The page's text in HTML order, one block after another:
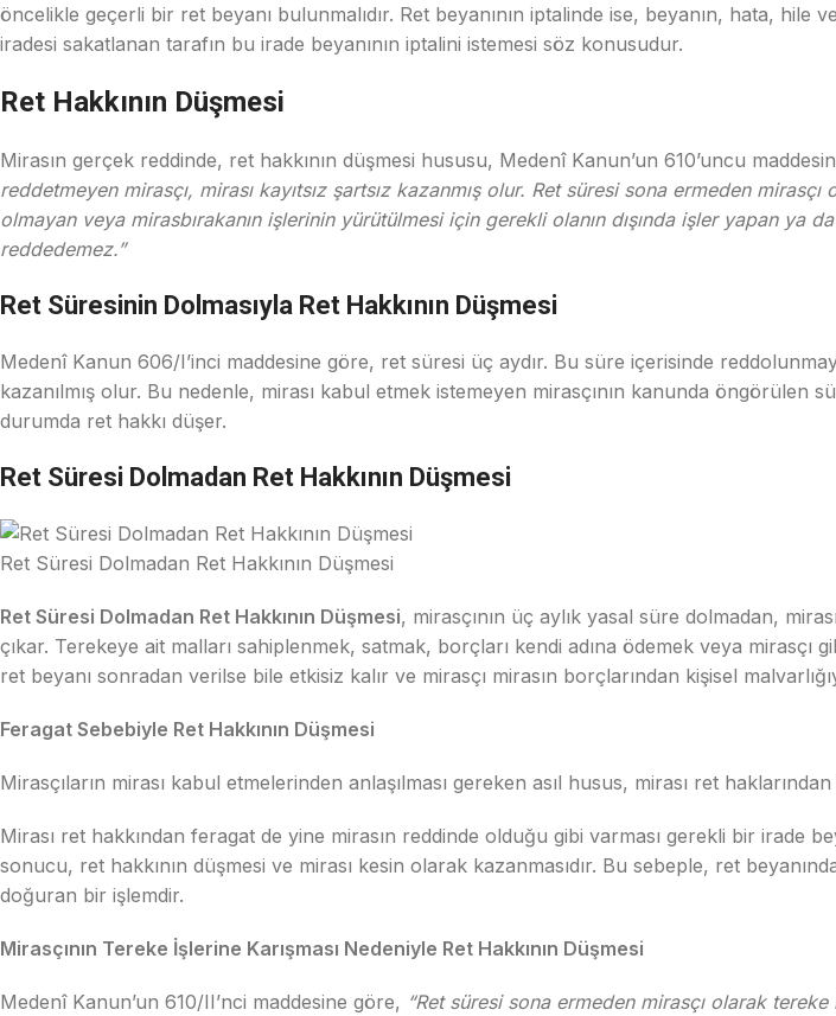
öncelikle geçerli bir ret beyanı bulunmalıdır. Ret beyanının iptalinde ise, beyanın, hata,
iradesi sakatlanan tarafın bu irade beyanının iptalini istemesi söz konusudur.
Ret Hakkının Düşmesi
Mirasın gerçek reddinde, ret hakkının düşmesi hususu, Medenî Kanun’un 610’uncu
reddetmeyen mirasçı, mirası kayıtsız şartsız kazanmış olur. Ret süresi sona ermeden
olmayan veya mirasbırakanın işlerinin yürütülmesi için gerekli olanın dışında işler yapan ya
reddedemez.”
Ret Süresinin Dolmasıyla Ret Hakkının Düşmesi
Medenî Kanun 606/I’inci maddesine göre, ret süresi üç aydır. Bu süre içerisinde
kazanılmış olur. Bu nedenle, mirası kabul etmek istemeyen mirasçının kanunda öngörülen
durumda ret hakkı düşer.
Ret Süresi Dolmadan Ret Hakkının Düşmesi
Ret Süresi Dolmadan Ret Hakkının Düşmesi
Ret Süresi Dolmadan Ret Hakkının Düşmesi, mirasçının üç aylık yasal süre dolmadan, mirası
çıkar. Terekeye ait malları sahiplenmek, satmak, borçları kendi adına ödemek veya
ret beyanı sonradan verilse bile etkisiz kalır ve mirasçı mirasın borçlarından kişisel
Feragat Sebebiyle Ret Hakkının Düşmesi
Mirasçıların mirası kabul etmelerinden anlaşılması gereken asıl husus, mirası ret
Mirası ret hakkından feragat de yine mirasın reddinde olduğu gibi varması gerekli bir irade
sonucu, ret hakkının düşmesi ve mirası kesin olarak kazanmasıdır. Bu sebeple, ret
doğuran bir işlemdir.
Mirasçının Tereke İşlerine Karışması Nedeniyle Ret Hakkının Düşmesi
Medenî Kanun’un 610/II’nci maddesine göre, “Ret süresi sona ermeden mirasçı olarak